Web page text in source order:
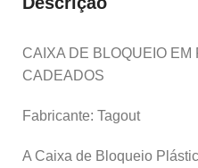
CAIXA DE BLOQUEIO EM
CADEADOS
Fabricante: Tagout
A Caixa de Bloqueio